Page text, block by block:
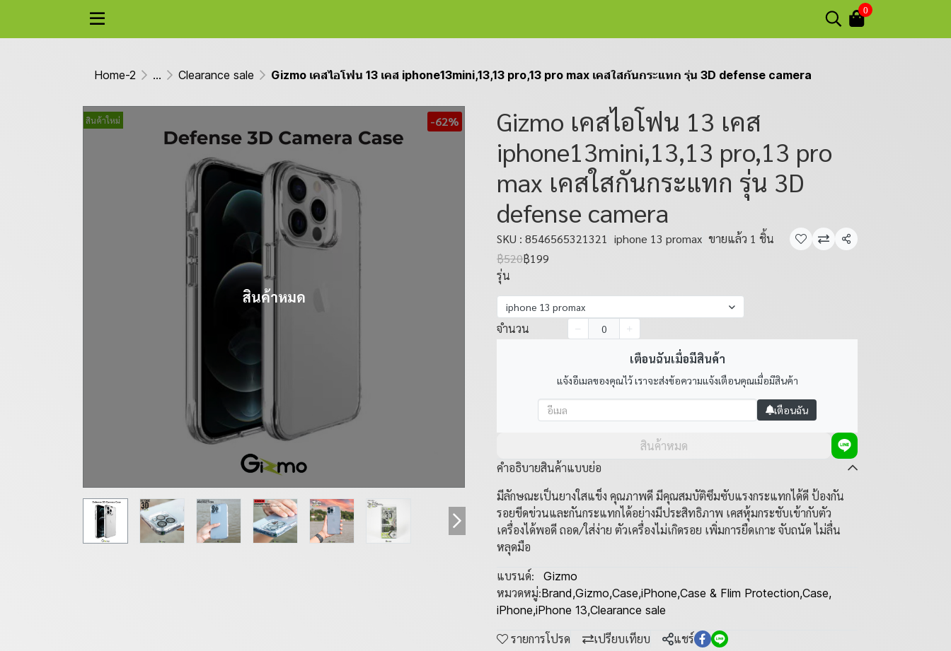
0
Home-2 ... Clearance sale Gizmo เคสไอโฟน 13 เคส iphone13mini,13,13 pro,13 pro max เคสใสกันกระแทก รุ่น 3D defense camera
สินค้าใหม่ -62%
สินค้าหมด
Gizmo เคสไอโฟน 13 เคส
iphone13mini,13,13 pro,13 pro
max เคสใสกันกระแทก รุ่น 3D
defense camera
SKU : 8546565321321 iphone 13 promax ขายแล้ว 1 ชิ้น
แชร์
฿520฿199
รุ่น
iphone 13 promax
จำนวน
เตือนฉันเมื่อมีสินค้า
แจ้งอีเมลของคุณไว้ เราจะส่งข้อความแจ้งเตือนคุณเมื่อมีสินค้า
เตือนฉัน
สินค้าหมด
คำอธิบายสินค้าแบบย่อ
มีลักษณะเป็นยางใสแข็ง คุณภาพดี มีคุณสมบัติซึมซับแรงกระแทกได้ดี ป้องกัน
รอยขีดข่วนและกันกระแทกได้อย่างมีประสิทธิภาพ เคสหุ้มกระชับเข้ากับตัว
เครื่องได้พอดี ถอด/ใส่ง่าย ตัวเครื่องไม่เกิดรอย เพิ่มการยืดเกาะ จับถนัด ไม่ลื่น
หลุดมือ
แบรนด์:
Gizmo
หมวดหมู่:Brand,Gizmo,Case,iPhone,Case & Flim Protection,Case,
iPhone,iPhone 13,Clearance sale
รายการโปรด เปรียบเทียบ แชร์